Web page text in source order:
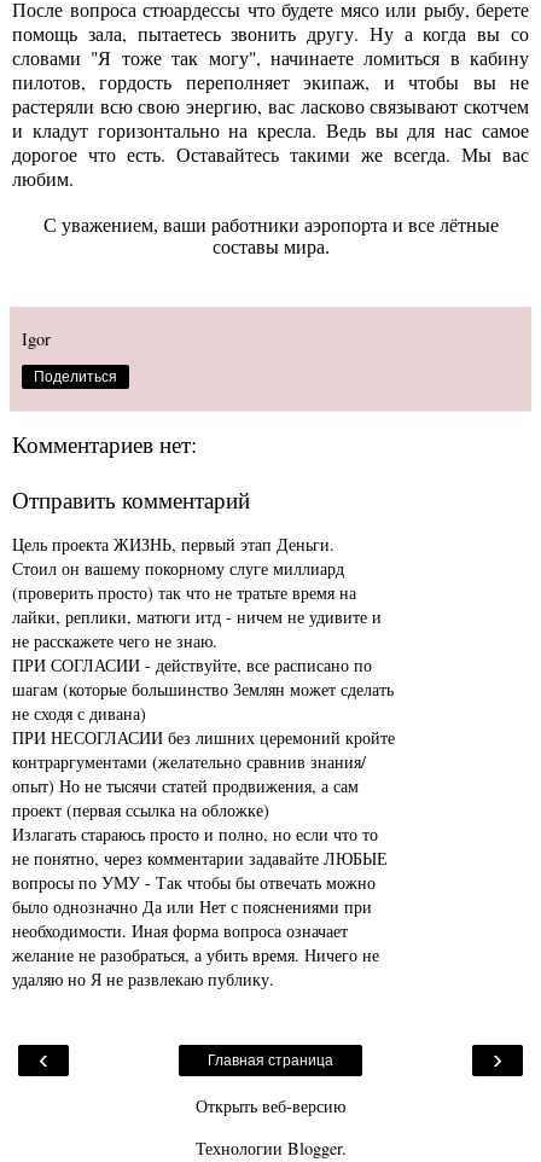
После вопроса стюардессы что будете мясо или рыбу, берете
помощь зала, пытаетесь звонить другу. Ну а когда вы со
словами "Я тоже так могу", начинаете ломиться в кабину
пилотов, гордость переполняет экипаж, и чтобы вы не
растеряли всю свою энергию, вас ласково связывают скотчем
и кладут горизонтально на кресла. Ведь вы для нас самое
дорогое что есть. Оставайтесь такими же всегда. Мы вас
любим.
С уважением, ваши работники аэропорта и все лётные
составы мира.
Igor
Поделиться
Комментариев нет:
Отправить комментарий
Цель проекта ЖИЗНЬ, первый этап Деньги.
Стоил он вашему покорному слуге миллиард
(проверить просто) так что не тратьте время на
лайки, реплики, матюги итд - ничем не удивите и
не расскажете чего не знаю.
ПРИ СОГЛАСИИ - действуйте, все расписано по
шагам (которые большинство Землян может сделать
не сходя с дивана)
ПРИ НЕСОГЛАСИИ без лишних церемоний кройте
контраргументами (желательно сравнив знания/
опыт) Но не тысячи статей продвижения, а сам
проект (первая ссылка на обложке)
Излагать стараюсь просто и полно, но если что то
не понятно, через комментарии задавайте ЛЮБЫЕ
вопросы по УМУ - Так чтобы бы отвечать можно
было однозначно Да или Нет с пояснениями при
необходимости. Иная форма вопроса означает
желание не разобраться, а убить время. Ничего не
удаляю но Я не развлекаю публику.
‹ ›
Главная страница
Открыть веб-версию
Технологии Blogger.